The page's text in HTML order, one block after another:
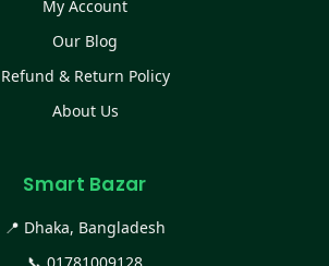
My Account
Our Blog
Refund & Return Policy
About Us
Smart Bazar
📍 Dhaka, Bangladesh